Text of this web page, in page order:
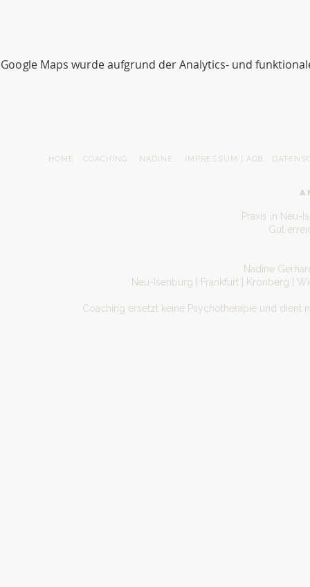
Google Maps wurde aufgrund der Analytics- und
HOME COACHING NADINE IMPRESSUM | AGB
Praxis in Neu-
Gut
Nadine
Neu-Isenburg | Frankfurt | Kronberg |
Coaching ersetzt keine Psychotherapie und dient